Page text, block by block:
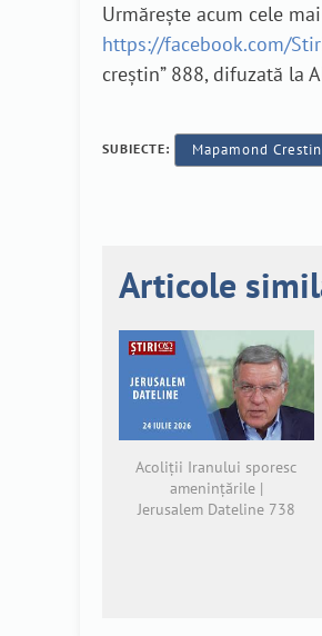
Urmărește acum cele
https://facebook.com/
creștin” 888, difuzată la
SUBIECTE: Mapamond Crestin
Articole
Acoliții Iranului sporesc
amenințările |
Jerusalem Dateline 738